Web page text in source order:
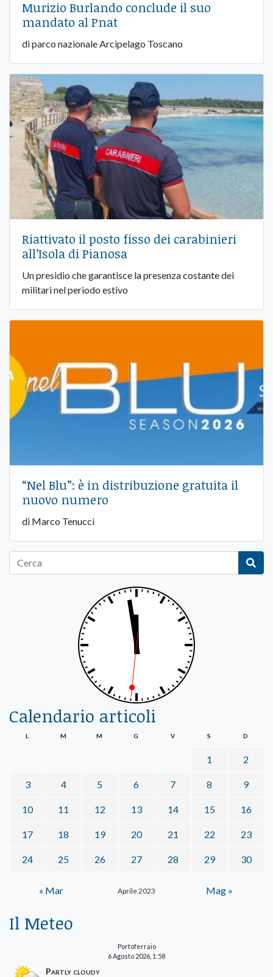
Murizio Burlando conclude il suo
mandato al Pnat
di parco nazionale Arcipelago Toscano
Riattivato il posto fisso dei carabinieri
all’Isola di Pianosa
Un presidio che garantisce la presenza costante dei
militari nel periodo estivo
“Nel Blu”: è in distribuzione gratuita il
nuovo numero
di Marco Tenucci
Calendario articoli
Aprile 2023
L M M G V S D
1 2
3 4 5 6 7 8 9
10 11 12 13 14 15 16
17 18 19 20 21 22 23
24 25 26 27 28 29 30
« Mar Mag »
Il Meteo
Portoferraio
6 Agosto 2026, 1:58
Partly cloudy